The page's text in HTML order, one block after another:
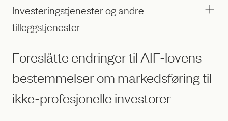
Investeringstjenester og andre
tilleggstjenester
Foreslåtte endringer til AIF-lovens
bestemmelser om markedsføring til
ikke-profesjonelle investorer